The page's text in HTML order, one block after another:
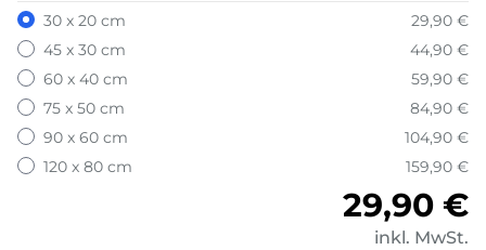
30 x 20 cm
29,90 €
45 x 30 cm
44,90 €
60 x 40 cm
59,90 €
75 x 50 cm
84,90 €
90 x 60 cm
104,90 €
120 x 80 cm
159,90 €
29,90 €
inkl. MwSt.